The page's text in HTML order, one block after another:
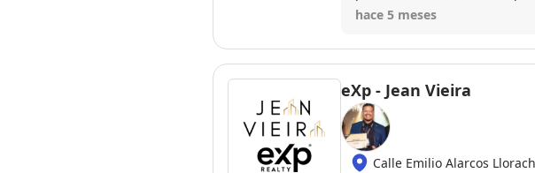
Con ella me despreocupe de
hace 5 meses
eXp - Jean Vieira
Calle Emilio Alarcos